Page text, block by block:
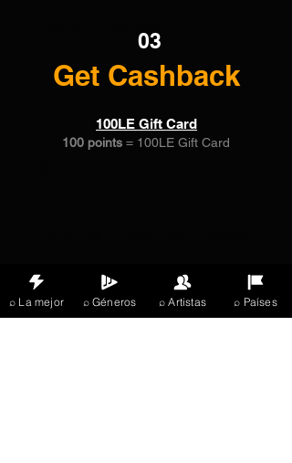
Gana puntos
100LE Gift Card
100 puntos = 100% de descuento un
100 points= 100LE Gift Card
100LE Gift Card
03
Get Cashback
⌕ La mejor ⌕ Géneros ⌕ Artistas ⌕ Países